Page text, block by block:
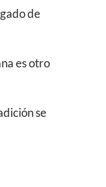
de
es otro
se